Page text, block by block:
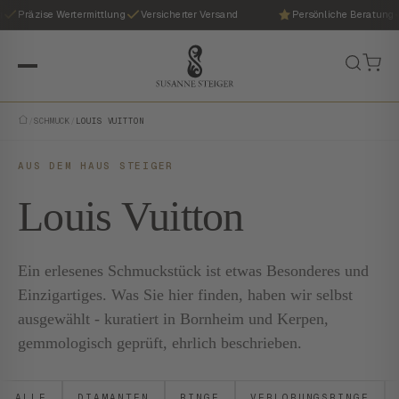
Präzise Wertermittlung Versicherter Versand Persönliche Beratung
SCHMUCK LOUIS VUITTON
AUS DEM HAUS STEIGER
Louis Vuitton
Ein erlesenes Schmuckstück ist etwas Besonderes und
Einzigartiges. Was Sie hier finden, haben wir selbst
ausgewählt - kuratiert in Bornheim und Kerpen,
gemmologisch geprüft, ehrlich beschrieben.